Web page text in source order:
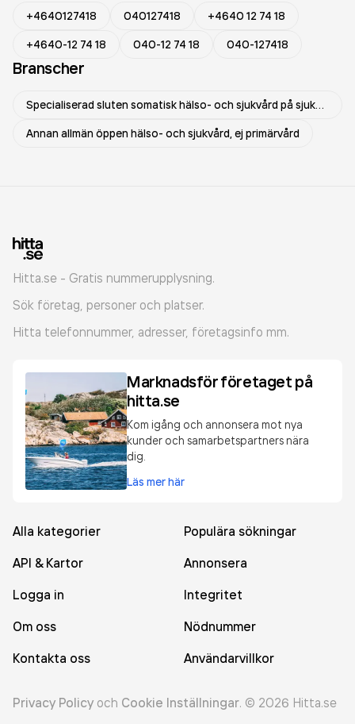
+4640127418 040127418
+4640 12 74 18
+4640-12 74 18
040-12 74 18 040-127418
Branscher
Specialiserad sluten somatisk hälso- och sjukvård på sjukhus
Annan allmän öppen hälso- och sjukvård, ej primärvård
Hitta.se - Gratis nummerupplysning.
Sök företag, personer och platser.
Hitta telefonnummer, adresser, företagsinfo mm.
Marknadsför företaget på
hitta.se
Kom igång och annonsera mot nya
kunder och samarbetspartners nära
dig.
Läs mer här
Alla kategorier
Populära sökningar
API & Kartor
Annonsera
Logga in
Integritet
Om oss
Nödnummer
Kontakta oss
Användarvillkor
Privacy Policy och Cookie Inställningar. © 2026 Hitta.se